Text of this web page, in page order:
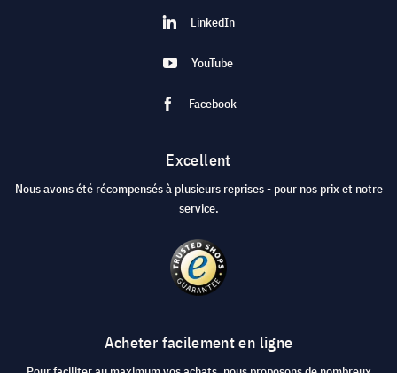
LinkedIn
YouTube
Facebook
Excellent
Nous avons été récompensés à plusieurs reprises - pour nos prix et notre
service.
Acheter facilement en ligne